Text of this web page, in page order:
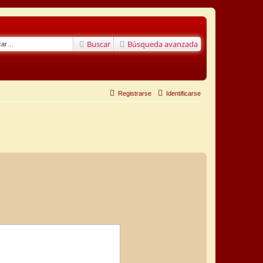
Buscar Búsqueda avanzada
Identificarse
Registrarse